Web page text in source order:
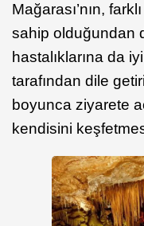
Mağarası’nın,
sahip olduğundan
hastalıklarına da
tarafından dile
boyunca ziyarete
kendisini